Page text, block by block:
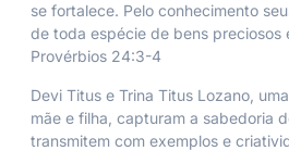
se fortalece. Pelo conhecimento
de toda espécie de bens preciosos
Provérbios 24:3-4
Devi Titus e Trina Titus Lozano,
mãe e filha, capturam a sabedoria
transmitem com exemplos e